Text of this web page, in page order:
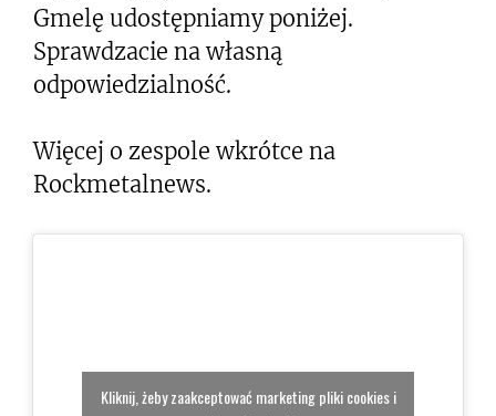
Gmelę udostępniamy poniżej.
Sprawdzacie na własną
odpowiedzialność.
Więcej o zespole wkrótce na
Rockmetalnews.
Kliknij, żeby zaakceptować marketing pliki cookies i